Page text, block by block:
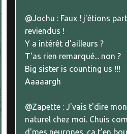
@Jochu : Faux ! j'étions
reviendus !
Y a intérêt d'ailleurs ?
T'as rien remarqué... non ?
Big sister is counting us !!!
Aaaaargh
@Zapette : J'vais t'dire
naturel chez moi. Chuis
d'mes neurones. ça t'en